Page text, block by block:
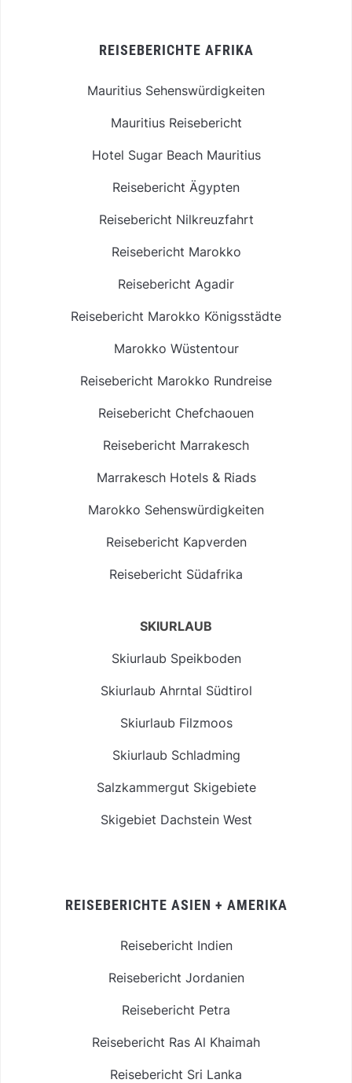
REISEBERICHTE AFRIKA
Mauritius Sehenswürdigkeiten
Mauritius Reisebericht
Hotel Sugar Beach Mauritius
Reisebericht Ägypten
Reisebericht Nilkreuzfahrt
Reisebericht Marokko
Reisebericht Agadir
Reisebericht Marokko Königsstädte
Marokko Wüstentour
Reisebericht Marokko Rundreise
Reisebericht Chefchaouen
Reisebericht Marrakesch
Marrakesch Hotels & Riads
Marokko Sehenswürdigkeiten
Reisebericht Kapverden
Reisebericht Südafrika
SKIURLAUB
Skiurlaub Speikboden
Skiurlaub Ahrntal Südtirol
Skiurlaub Filzmoos
Skiurlaub Schladming
Salzkammergut Skigebiete
Skigebiet Dachstein West
REISEBERICHTE ASIEN + AMERIKA
Reisebericht Indien
Reisebericht Jordanien
Reisebericht Petra
Reisebericht Ras Al Khaimah
Reisebericht Sri Lanka